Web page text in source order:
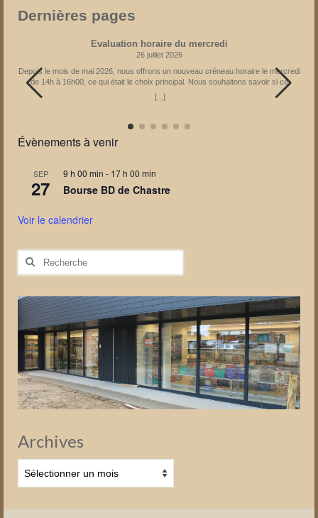
Dernières pages
Evaluation horaire du mercredi
26 juillet 2026
Depuis le mois de mai 2026, nous offrons un nouveau créneau horaire le mercredi
de 14h à 16h00, ce qui était le choix principal. Nous souhaitons savoir si ce
créneau reste le meilleur pour vous. En fonction des réponses obtenues, l’horaire
pourrait être adapté à partir de janvier 2027. Il vous est donc possible d’exprimer
[...]
Évènements à venir
SEP
27
9 h 00 min - 17 h 00 min
Bourse BD de Chastre
Voir le calendrier
Rechercher
:
Archives